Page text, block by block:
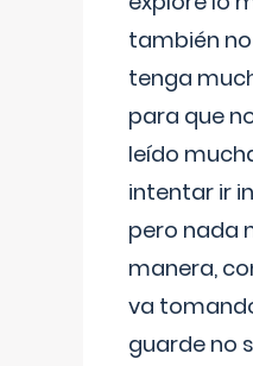
también
tenga
para que
leído
intentar ir
pero nada
manera,
va
guarde no